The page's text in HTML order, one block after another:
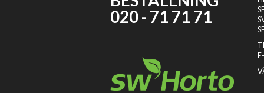
020 - 71 71 71